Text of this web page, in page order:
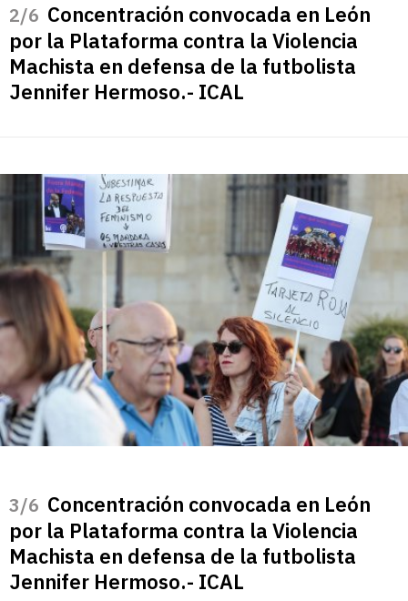
/6 Concentración convocada en León
por la Plataforma contra la Violencia
Machista en defensa de la futbolista
Jennifer Hermoso.- ICAL
/6 Concentración convocada en León
por la Plataforma contra la Violencia
Machista en defensa de la futbolista
Jennifer Hermoso.- ICAL